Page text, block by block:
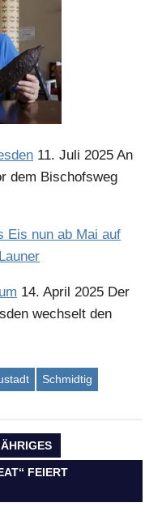
11. Juli 2025 An
dem Bischofsweg
14. April 2025 Der
wechselt den
Schmidtig
FEIERT